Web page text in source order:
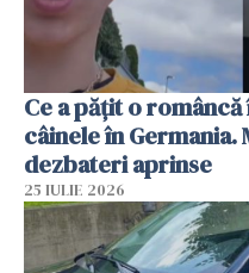
Ce a pățit o
câinele în Germania.
dezbateri aprinse
25 IULIE 2026